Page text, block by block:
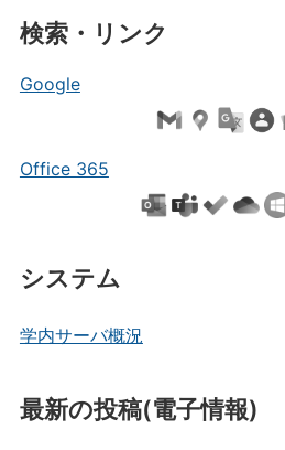
検索・リンク
Google
Office 365
システム
学内サーバ概況
最新の投稿(電子情報)